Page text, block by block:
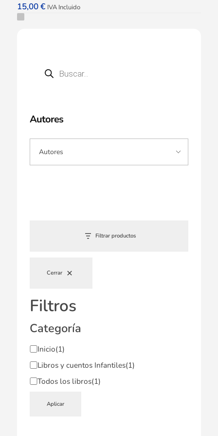
15,00€ IVA Incluido
Autores
Filtrar productos
Cerrar
Filtros
Categoría
Inicio(1)
Libros y cuentos Infantiles(1)
Todos los libros(1)
Aplicar